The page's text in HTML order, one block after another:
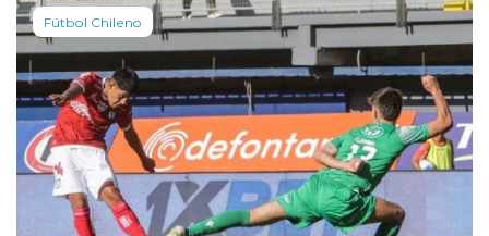
Fútbol Chileno